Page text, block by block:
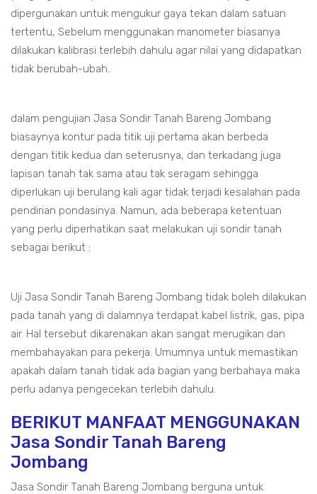
dipergunakan untuk mengukur gaya tekan dalam satuan
tertentu, Sebelum menggunakan manometer biasanya
dilakukan kalibrasi terlebih dahulu agar nilai yang didapatkan
tidak berubah-ubah.
dalam pengujian Jasa Sondir Tanah Bareng Jombang
biasaynya kontur pada titik uji pertama akan berbeda
dengan titik kedua dan seterusnya, dan terkadang juga
lapisan tanah tak sama atau tak seragam sehingga
diperlukan uji berulang kali agar tidak terjadi kesalahan pada
pendirian pondasinya. Namun, ada beberapa ketentuan
yang perlu diperhatikan saat melakukan uji sondir tanah
sebagai berikut :
Uji Jasa Sondir Tanah Bareng Jombang tidak boleh dilakukan
pada tanah yang di dalamnya terdapat kabel listrik, gas, pipa
air. Hal tersebut dikarenakan akan sangat merugikan dan
membahayakan para pekerja. Umumnya untuk memastikan
apakah dalam tanah tidak ada bagian yang berbahaya maka
perlu adanya pengecekan terlebih dahulu.
BERIKUT MANFAAT MENGGUNAKAN
Jasa Sondir Tanah Bareng
Jombang
Jasa Sondir Tanah Bareng Jombang berguna untuk